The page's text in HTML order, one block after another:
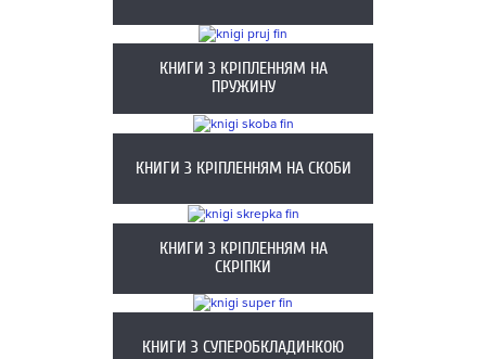
КНИГИ З КРІПЛЕННЯМ НА
ПРУЖИНУ
КНИГИ З КРІПЛЕННЯМ НА СКОБИ
КНИГИ З КРІПЛЕННЯМ НА
СКРІПКИ
КНИГИ З СУПЕРОБКЛАДИНКОЮ